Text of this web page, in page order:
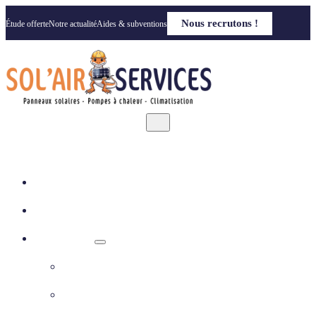
Étude offerteNotre actualitéAides & subventions Nous recrutons !